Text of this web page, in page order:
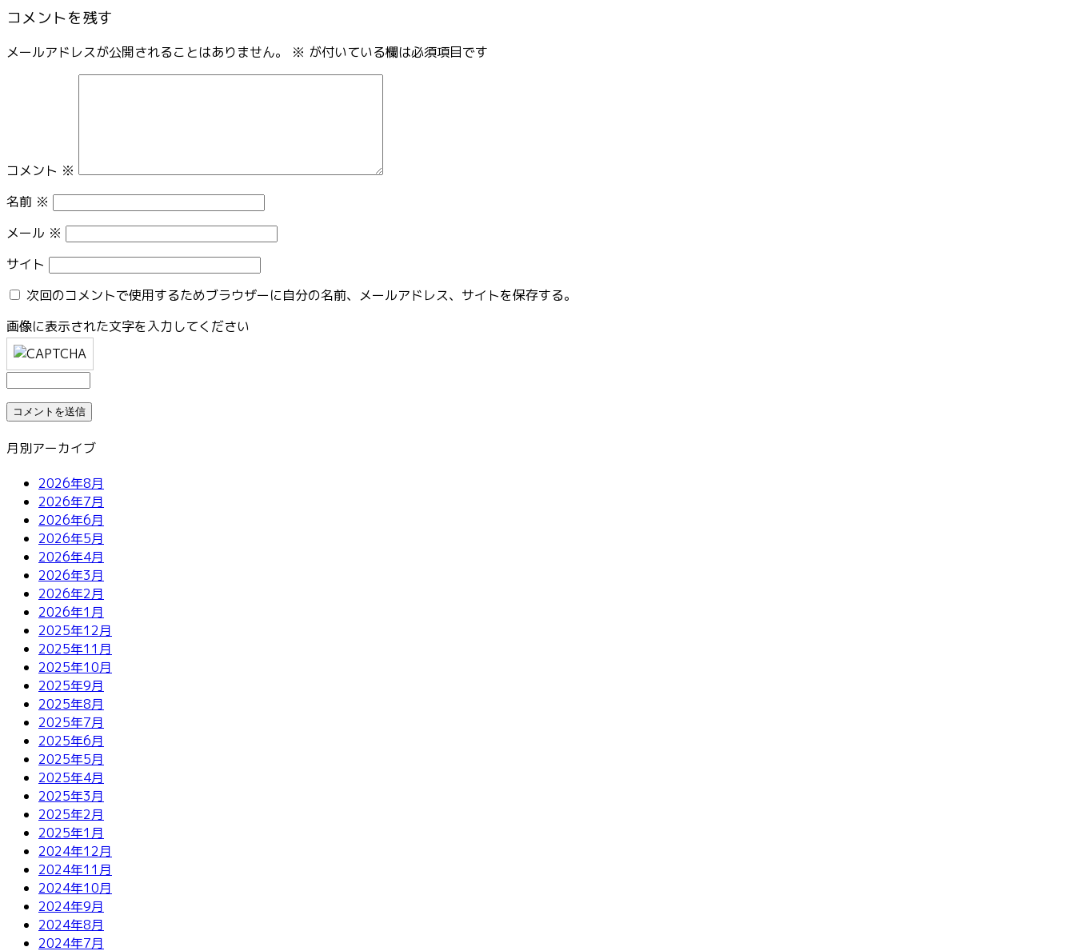
コメントを残す
メールアドレスが公開されることはありません。 ※ が付いている欄は必須項目です
コメント ※
名前 ※
メール ※
サイト
次回のコメントで使用するためブラウザーに自分の名前、メールアドレス、サイトを保存する。
画像に表示された文字を入力してください
月別アーカイブ
2026年8月
2026年7月
2026年6月
2026年5月
2026年4月
2026年3月
2026年2月
2026年1月
2025年12月
2025年11月
2025年10月
2025年9月
2025年8月
2025年7月
2025年6月
2025年5月
2025年4月
2025年3月
2025年2月
2025年1月
2024年12月
2024年11月
2024年10月
2024年9月
2024年8月
2024年7月